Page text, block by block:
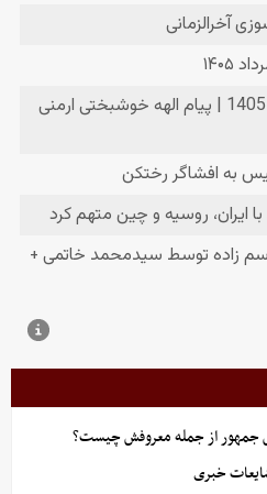
جمهور از جمله معروفش چیست؟
خبری